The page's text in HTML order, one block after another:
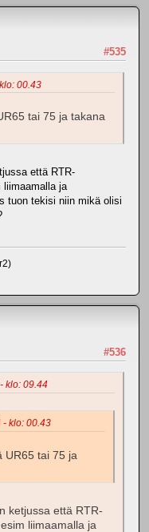
#535
00.43
tai 75 ja takana
että RTR-
liimaamalla ja
tuon tekisi niin mikä olisi
#536
klo: 09.44
- klo: 00.43
UR65 tai 75 ja
ketjussa että RTR-
liimaamalla ja